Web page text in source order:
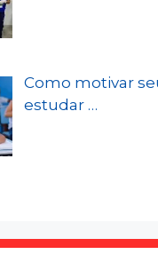
Como motivar
estudar …